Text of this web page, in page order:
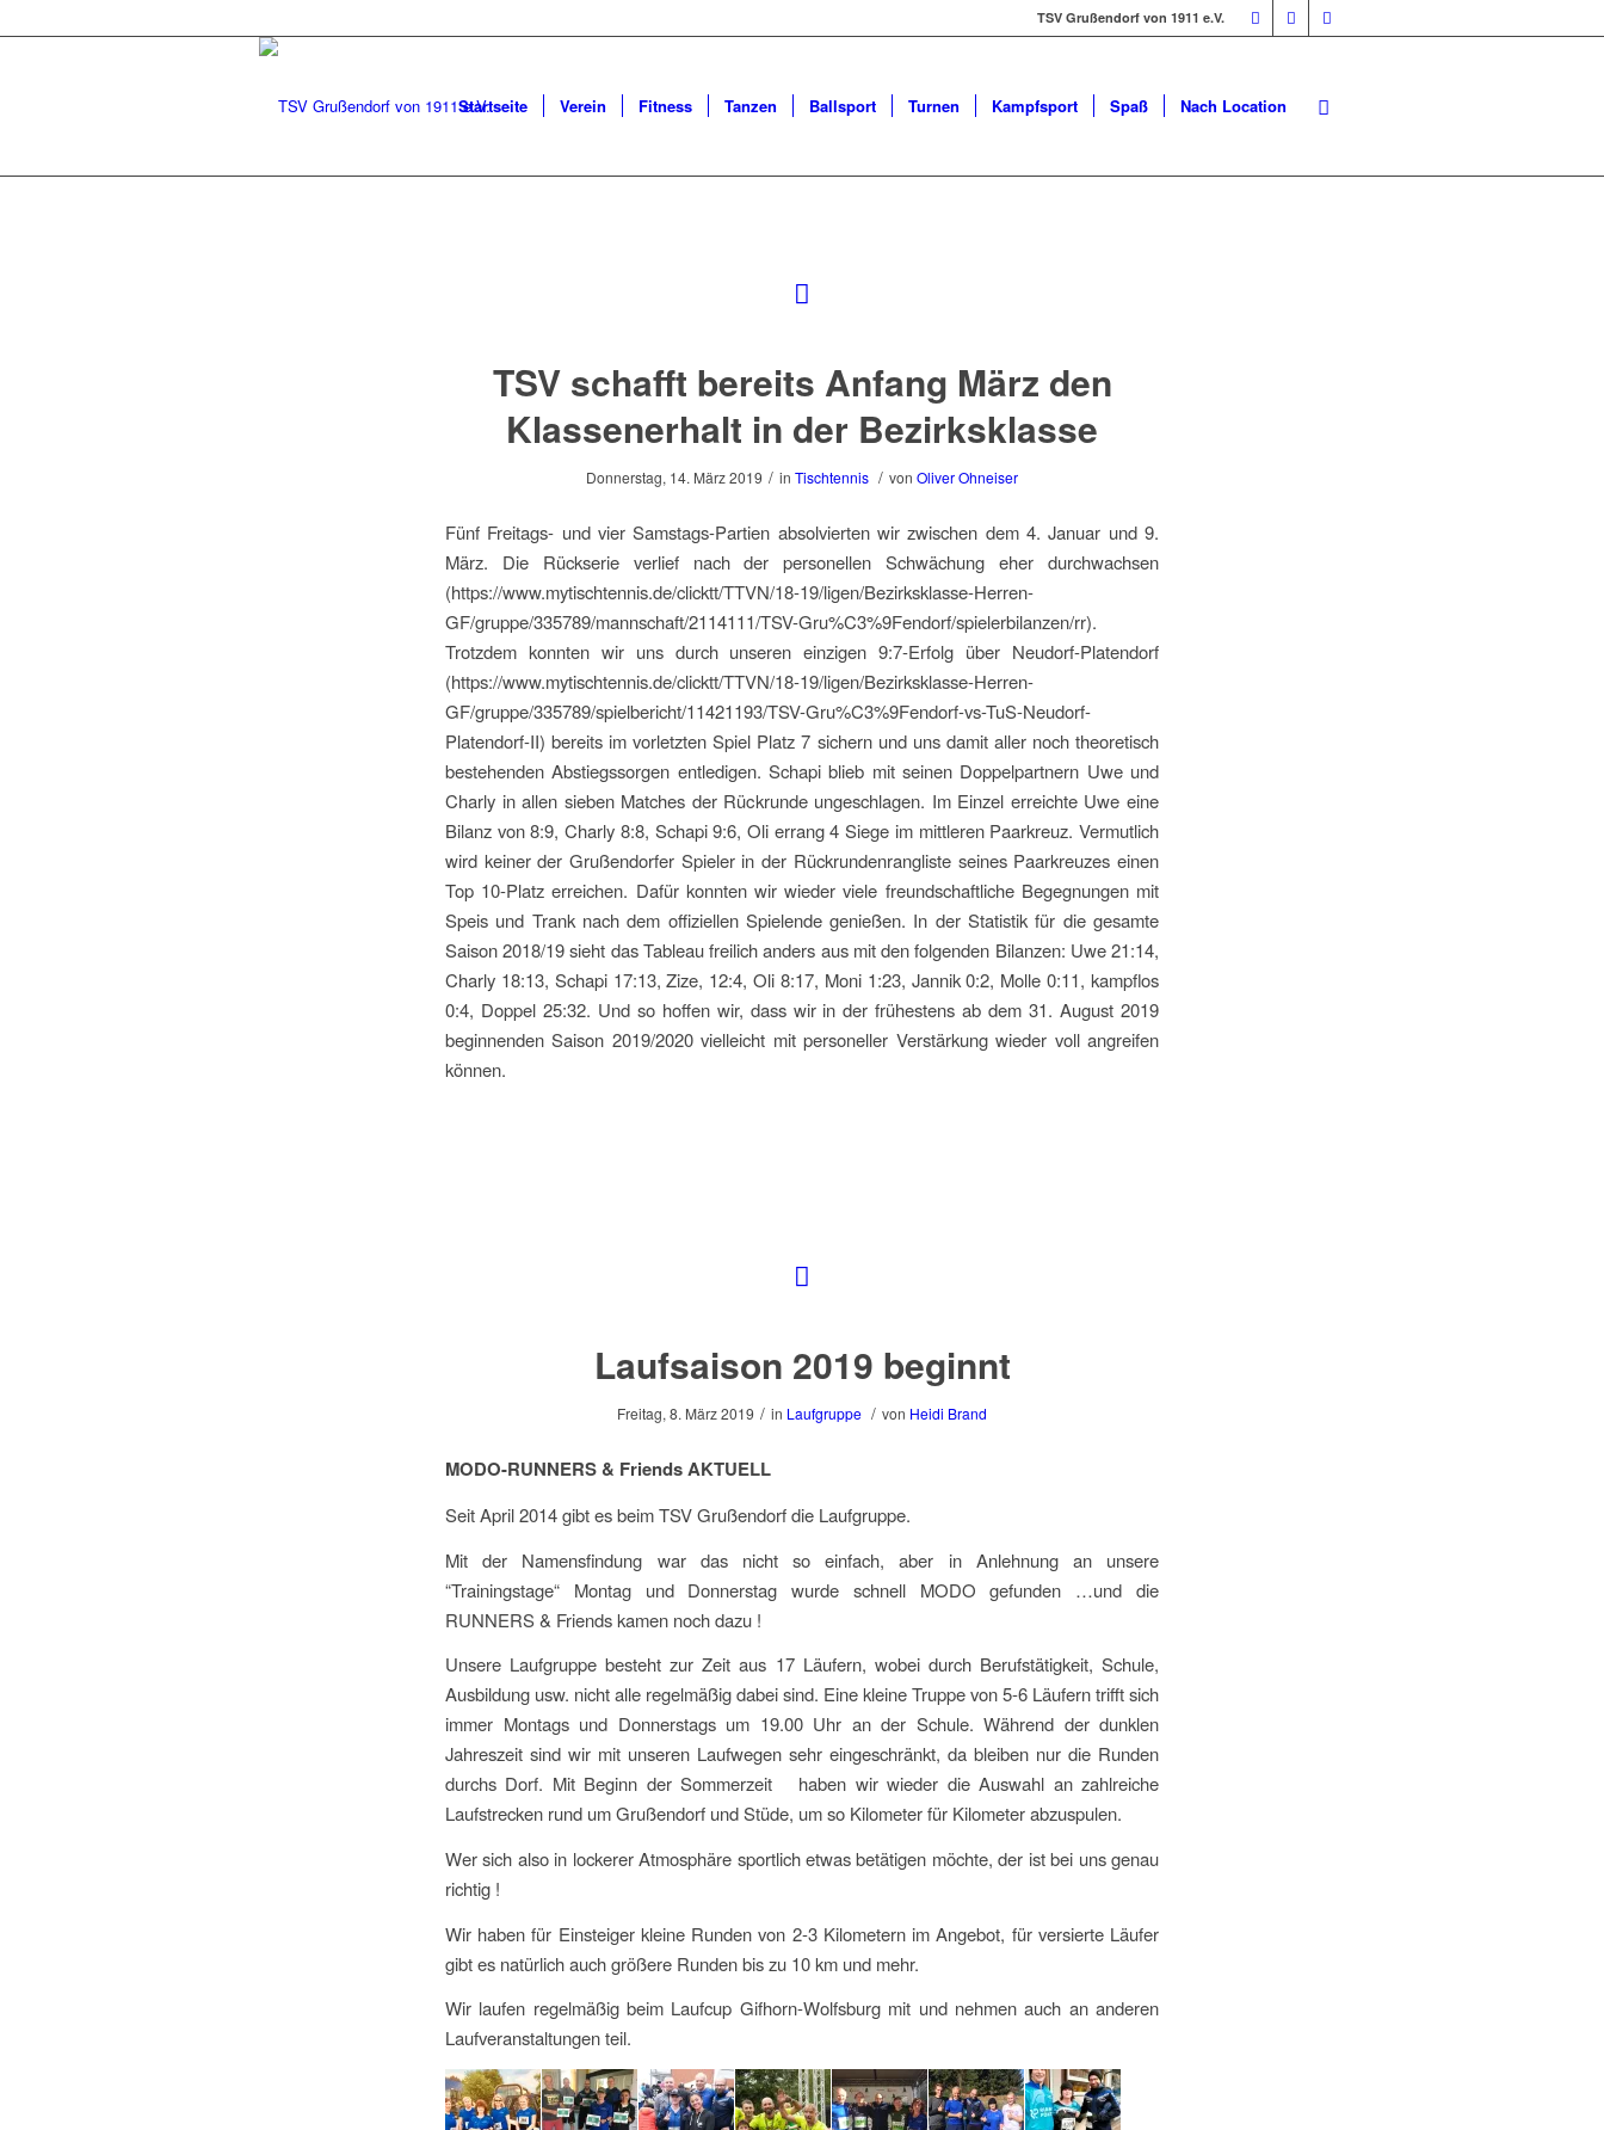
TSV Grußendorf von 1911 e.V.
Startseite Verein Fitness Tanzen Ballsport Turnen Kampfsport Spaß Nach Location
TSV schafft bereits Anfang März den
Klassenerhalt in der Bezirksklasse
Donnerstag, 14. März 2019 / in Tischtennis / von Oliver Ohneiser
Fünf Freitags- und vier Samstags-Partien absolvierten wir zwischen dem 4. Januar und 9.
März. Die Rückserie verlief nach der personellen Schwächung eher durchwachsen
(https://www.mytischtennis.de/clicktt/TTVN/18-19/ligen/Bezirksklasse-Herren-
GF/gruppe/335789/mannschaft/2114111/TSV-Gru%C3%9Fendorf/spielerbilanzen/rr).
Trotzdem konnten wir uns durch unseren einzigen 9:7-Erfolg über Neudorf-Platendorf
(https://www.mytischtennis.de/clicktt/TTVN/18-19/ligen/Bezirksklasse-Herren-
GF/gruppe/335789/spielbericht/11421193/TSV-Gru%C3%9Fendorf-vs-TuS-Neudorf-
Platendorf-II) bereits im vorletzten Spiel Platz 7 sichern und uns damit aller noch theoretisch
bestehenden Abstiegssorgen entledigen. Schapi blieb mit seinen Doppelpartnern Uwe und
Charly in allen sieben Matches der Rückrunde ungeschlagen. Im Einzel erreichte Uwe eine
Bilanz von 8:9, Charly 8:8, Schapi 9:6, Oli errang 4 Siege im mittleren Paarkreuz. Vermutlich
wird keiner der Grußendorfer Spieler in der Rückrundenrangliste seines Paarkreuzes einen
Top 10-Platz erreichen. Dafür konnten wir wieder viele freundschaftliche Begegnungen mit
Speis und Trank nach dem offiziellen Spielende genießen. In der Statistik für die gesamte
Saison 2018/19 sieht das Tableau freilich anders aus mit den folgenden Bilanzen: Uwe 21:14,
Charly 18:13, Schapi 17:13, Zize, 12:4, Oli 8:17, Moni 1:23, Jannik 0:2, Molle 0:11, kampflos
0:4, Doppel 25:32. Und so hoffen wir, dass wir in der frühestens ab dem 31. August 2019
beginnenden Saison 2019/2020 vielleicht mit personeller Verstärkung wieder voll angreifen
können.
Laufsaison 2019 beginnt
Freitag, 8. März 2019 / in Laufgruppe / von Heidi Brand
MODO-RUNNERS & Friends AKTUELL
Seit April 2014 gibt es beim TSV Grußendorf die Laufgruppe.
Mit der Namensfindung war das nicht so einfach, aber in Anlehnung an unsere
“Trainingstage“ Montag und Donnerstag wurde schnell MODO gefunden …und die
RUNNERS & Friends kamen noch dazu !
Unsere Laufgruppe besteht zur Zeit aus 17 Läufern, wobei durch Berufstätigkeit, Schule,
Ausbildung usw. nicht alle regelmäßig dabei sind. Eine kleine Truppe von 5-6 Läufern trifft sich
immer Montags und Donnerstags um 19.00 Uhr an der Schule. Während der dunklen
Jahreszeit sind wir mit unseren Laufwegen sehr eingeschränkt, da bleiben nur die Runden
durchs Dorf. Mit Beginn der Sommerzeit haben wir wieder die Auswahl an zahlreiche
Laufstrecken rund um Grußendorf und Stüde, um so Kilometer für Kilometer abzuspulen.
Wer sich also in lockerer Atmosphäre sportlich etwas betätigen möchte, der ist bei uns genau
richtig !
Wir haben für Einsteiger kleine Runden von 2-3 Kilometern im Angebot, für versierte Läufer
gibt es natürlich auch größere Runden bis zu 10 km und mehr.
Wir laufen regelmäßig beim Laufcup Gifhorn-Wolfsburg mit und nehmen auch an anderen
Laufveranstaltungen teil.